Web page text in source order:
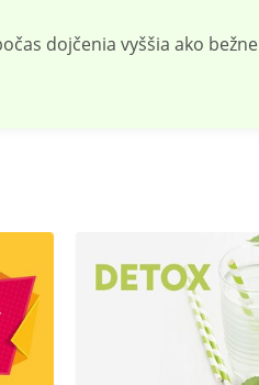
dojčenia vyššia ako